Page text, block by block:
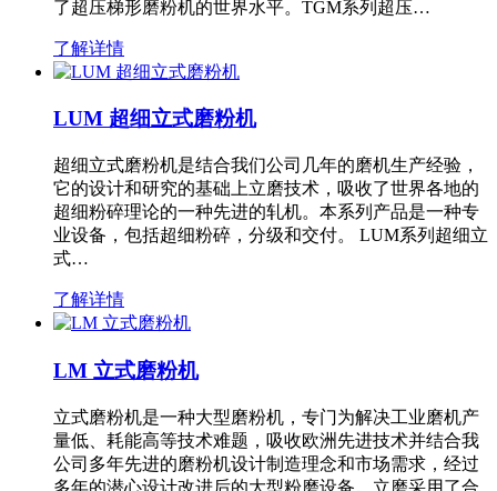
了超压梯形磨粉机的世界水平。TGM系列超压…
了解详情
LUM 超细立式磨粉机
超细立式磨粉机是结合我们公司几年的磨机生产经验，
它的设计和研究的基础上立磨技术，吸收了世界各地的
超细粉碎理论的一种先进的轧机。本系列产品是一种专
业设备，包括超细粉碎，分级和交付。 LUM系列超细立
式…
了解详情
LM 立式磨粉机
立式磨粉机是一种大型磨粉机，专门为解决工业磨机产
量低、耗能高等技术难题，吸收欧洲先进技术并结合我
公司多年先进的磨粉机设计制造理念和市场需求，经过
多年的潜心设计改进后的大型粉磨设备。立磨采用了合